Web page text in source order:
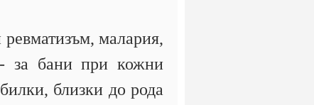
малария,
за бани при кожни
близки до рода